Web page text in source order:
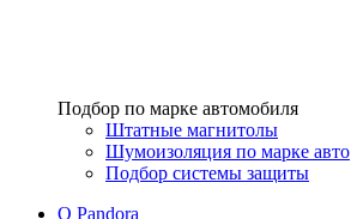
Подбор по марке автомобиля
Штатные магнитолы
Шумоизоляция по марке авто
Подбор системы защиты
O Pandora